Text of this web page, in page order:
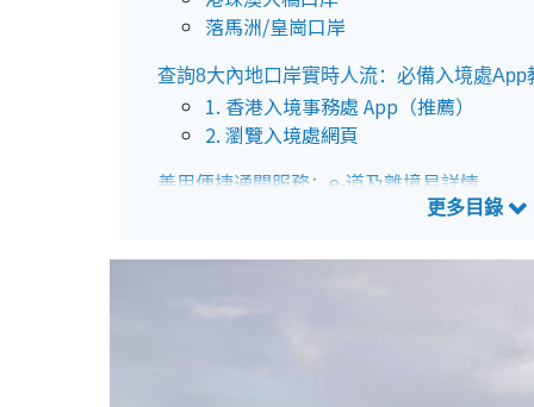
落馬洲/皇崗口岸
查詢8大內地口岸實時人流：必備入境處App
1. 香港入境事務處 App（推薦）
2. 瀏覽入境處網頁
善用便捷通關服務：e-道及離境易詳情